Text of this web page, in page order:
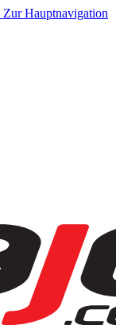
Zur Hauptnavigation